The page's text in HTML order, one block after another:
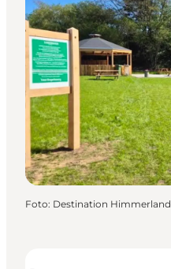
Foto: Destination Himmerland